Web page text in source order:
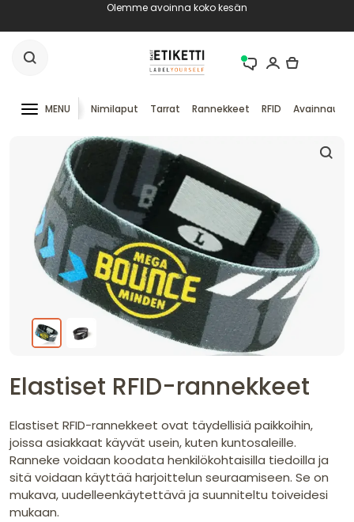
Olemme avoinna koko kesän
MENU Nimilaput Tarrat Rannekkeet RFID
Elastiset RFID-rannekkeet
Elastiset RFID-rannekkeet ovat täydellisiä paikkoihin,
joissa asiakkaat käyvät usein, kuten kuntosaleille.
Ranneke voidaan koodata henkilökohtaisilla tiedoilla ja
sitä voidaan käyttää harjoittelun seuraamiseen. Se on
mukava, uudelleenkäytettävä ja suunniteltu toiveidesi
mukaan.